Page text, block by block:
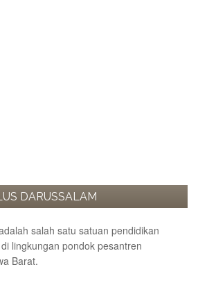
DARUSSALAM
salah satu satuan pendidikan
lingkungan pondok pesantren
Barat.